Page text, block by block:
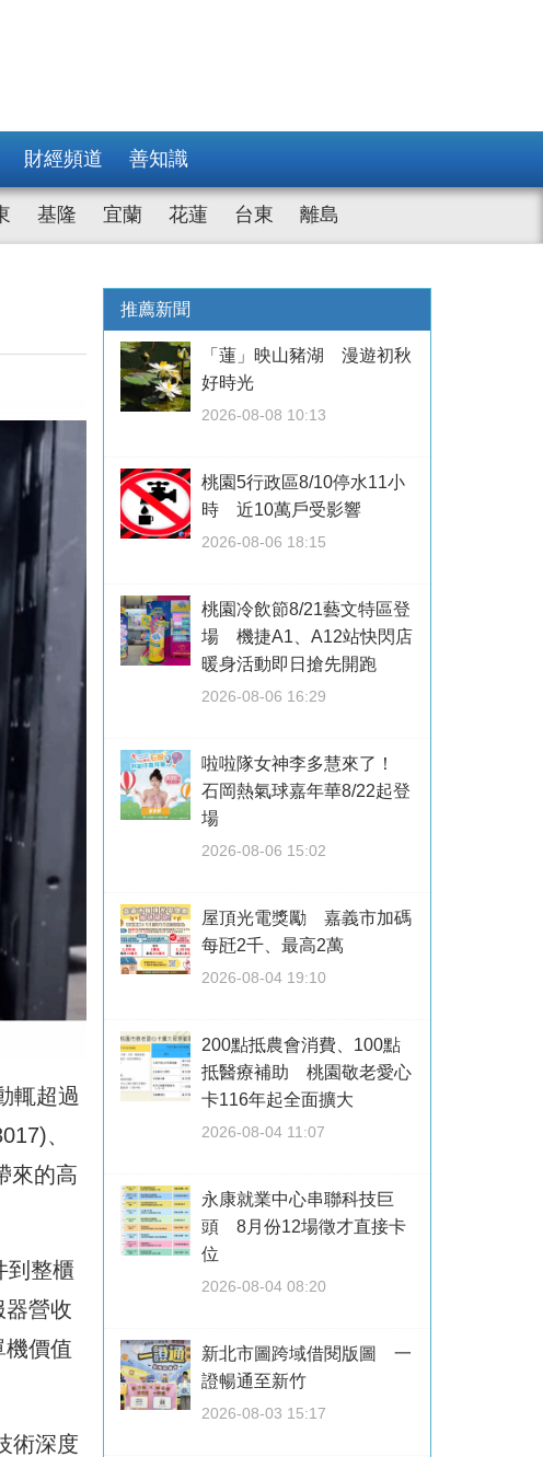
財經頻道 善知識
基隆 宜蘭 花蓮 台東 離島
輒超過
、
來的高
到整櫃
器營收
機價值
術深度
推薦新聞
「蓮」映山豬湖 漫遊初秋
好時光
2026-08-08 10:13
桃園5行政區8/10停水11小
時 近10萬戶受影響
2026-08-06 18:15
桃園冷飲節8/21藝文特區登
場 機捷A1、A12站快閃店
暖身活動即日搶先開跑
2026-08-06 16:29
啦啦隊女神李多慧來了！
石岡熱氣球嘉年華8/22起登
場
2026-08-06 15:02
屋頂光電獎勵 嘉義市加碼
每瓩2千、最高2萬
2026-08-04 19:10
200點抵農會消費、100點
抵醫療補助 桃園敬老愛心
卡116年起全面擴大
2026-08-04 11:07
永康就業中心串聯科技巨
頭 8月份12場徵才直接卡
位
2026-08-04 08:20
新北市圖跨域借閱版圖 一
證暢通至新竹
2026-08-03 15:17